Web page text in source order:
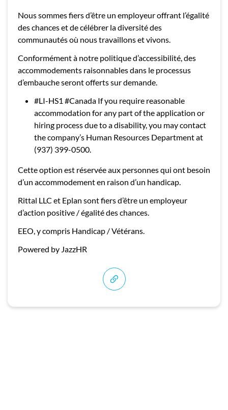
Nous sommes fiers d’être un employeur offrant l’égalité
des chances et de célébrer la diversité des
communautés où nous travaillons et vivons.
Conformément à notre politique d’accessibilité, des
accommodements raisonnables dans le processus
d’embauche seront offerts sur demande.
#LI-HS1 #Canada If you require reasonable
accommodation for any part of the application or
hiring process due to a disability, you may contact
the company’s Human Resources Department at
(937) 399-0500.
Cette option est réservée aux personnes qui ont besoin
d’un accommodement en raison d’un handicap.
Rittal LLC et Eplan sont fiers d’être un employeur
d’action positive / égalité des chances.
EEO, y compris Handicap / Vétérans.
Powered by JazzHR